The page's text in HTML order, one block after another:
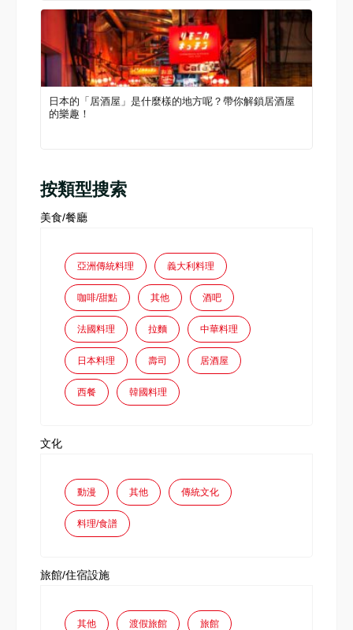
日本的「居酒屋」是什麼樣的地方呢？帶你解鎖居酒屋
的樂趣！
按類型搜索
美食/餐廳
亞洲傳統料理 義大利料理
咖啡/甜點 其他 酒吧
法國料理 拉麵 中華料理
日本料理 壽司 居酒屋
西餐 韓國料理
文化
動漫 其他 傳統文化
料理/食譜
旅館/住宿設施
其他 渡假旅館 旅館